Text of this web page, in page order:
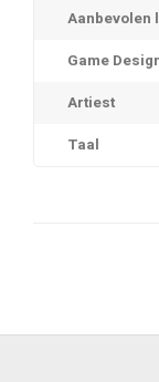
Aanbevolen
Game
Artiest
Taal